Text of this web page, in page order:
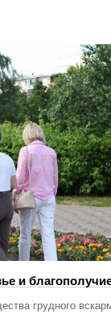
и
грудного